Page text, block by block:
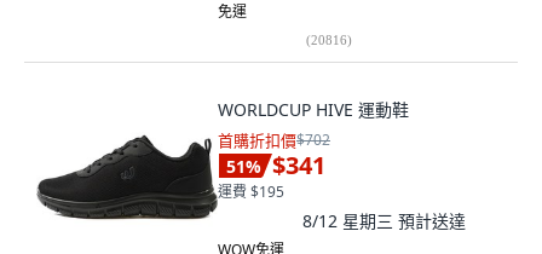
免運
(20816)
WORLDCUP HIVE 運動鞋
首購折扣價$702
51% $341
運費 $195
8/12 星期三 預計送達
WOW免運